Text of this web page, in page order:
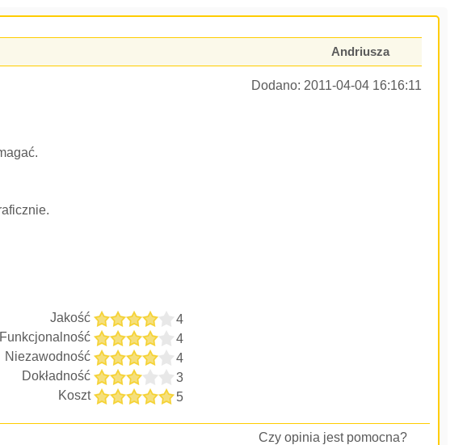
Andriusza
Dodano: 2011-04-04 16:16:11
Jakość
4
4
Niezawodność
4
Dokładność
3
Koszt
5
Czy opinia jest pomocna?